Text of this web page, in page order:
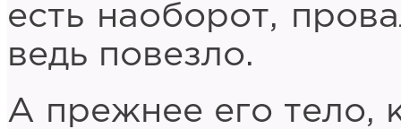
есть наоборот,
ведь повезло.
А прежнее его тело,